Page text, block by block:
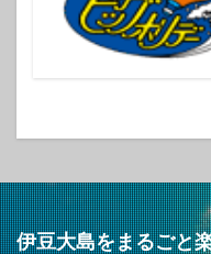
伊豆大島をまるごと